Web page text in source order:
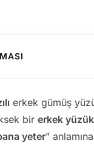
erkek gümüş
bir erkek yüzük
yeter”